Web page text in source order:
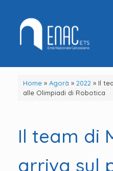
contenuto
Home» Agorà » 2022 » Il
alle Olimpiadi di Robotica
Il team di
arriva sul